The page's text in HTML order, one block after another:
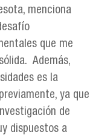
menciona
que me
Además,
es la
ya que
de
dispuestos a